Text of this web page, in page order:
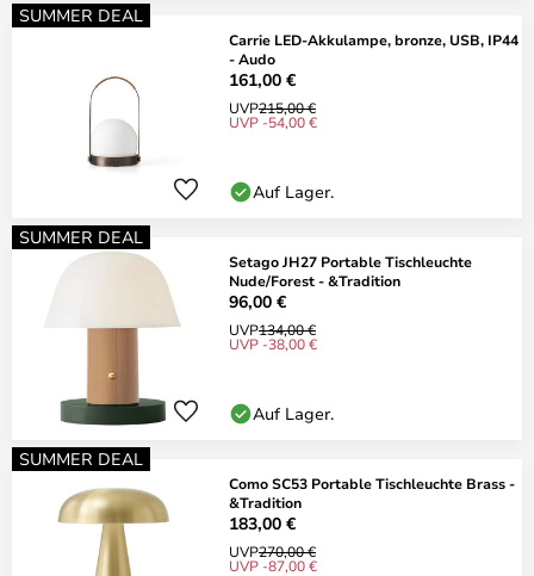
SUMMER DEAL
Carrie LED-Akkulampe, bronze, USB, IP44
- Audo
161,00 €
UVP215,00 €
UVP -54,00 €
Auf Lager.
SUMMER DEAL
Setago JH27 Portable Tischleuchte
Nude/Forest - &Tradition
96,00 €
UVP134,00 €
UVP -38,00 €
Auf Lager.
SUMMER DEAL
Como SC53 Portable Tischleuchte Brass -
&Tradition
183,00 €
UVP270,00 €
UVP -87,00 €